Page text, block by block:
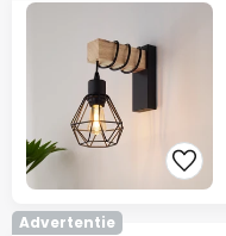
Advertentie